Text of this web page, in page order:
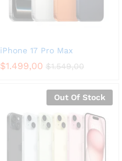
iPhone 17 Pro Max
$1.499,00 $1.549,00
Out Of Stock